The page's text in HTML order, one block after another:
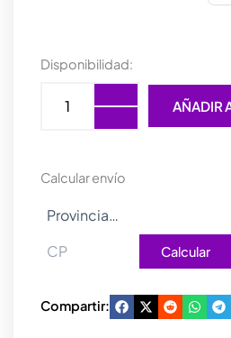
Disponibilidad:
AURICULAR
AYDA
AÑADIR
Calcular envío
Calcular
Compartir: